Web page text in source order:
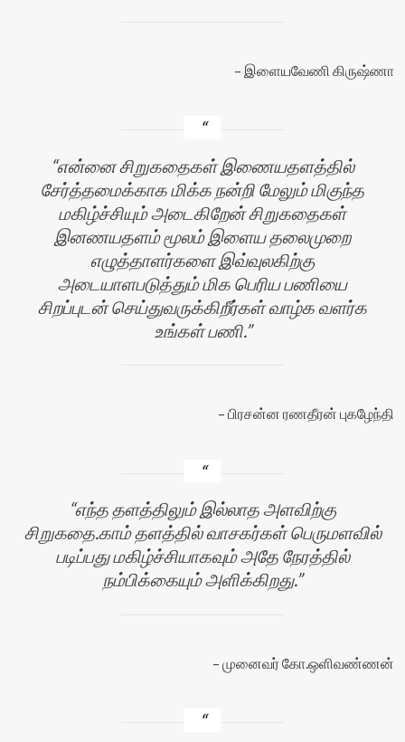
இளையவேணி கிருஷ்ணா
என்னை சிறுகதைகள் இணையதளத்தில்
சேர்த்தமைக்காக மிக்க நன்றி மேலும் மிகுந்த
மகிழ்ச்சியும் அடைகிறேன் சிறுகதைகள்
இனணயதளம் மூலம் இளைய தலைமுறை
எழுத்தாளர்களை இவ்வுலகிற்கு
அடையாளபடுத்தும் மிக பெரிய பணியை
சிறப்புடன் செய்துவருக்கிறீர்கள் வாழ்க வளர்க
உங்கள் பணி.
பிரசன்ன ரணதீரன் புகழேந்தி
எந்த தளத்திலும் இல்லாத அளவிற்கு
சிறுகதை.காம் தளத்தில் வாசகர்கள் பெருமளவில்
படிப்பது மகிழ்ச்சியாகவும் அதே நேரத்தில்
நம்பிக்கையும் அளிக்கிறது.
முனைவர் கோ.ஒளிவண்ணன்